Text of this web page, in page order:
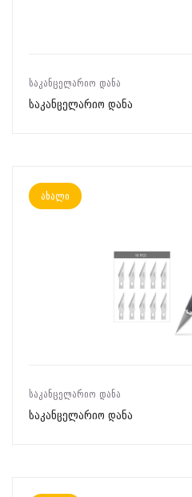
ᲡᲐᲙᲐᲜᲪᲔᲚᲐᲠᲘᲝ ᲓᲐᲜᲐ
საკანცელარიო დანა
ახალი
ᲡᲐᲙᲐᲜᲪᲔᲚᲐᲠᲘᲝ ᲓᲐᲜᲐ
საკანცელარიო დანა